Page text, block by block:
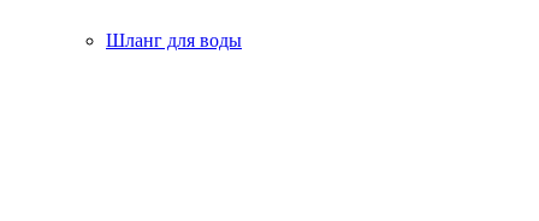
Шланг для воды